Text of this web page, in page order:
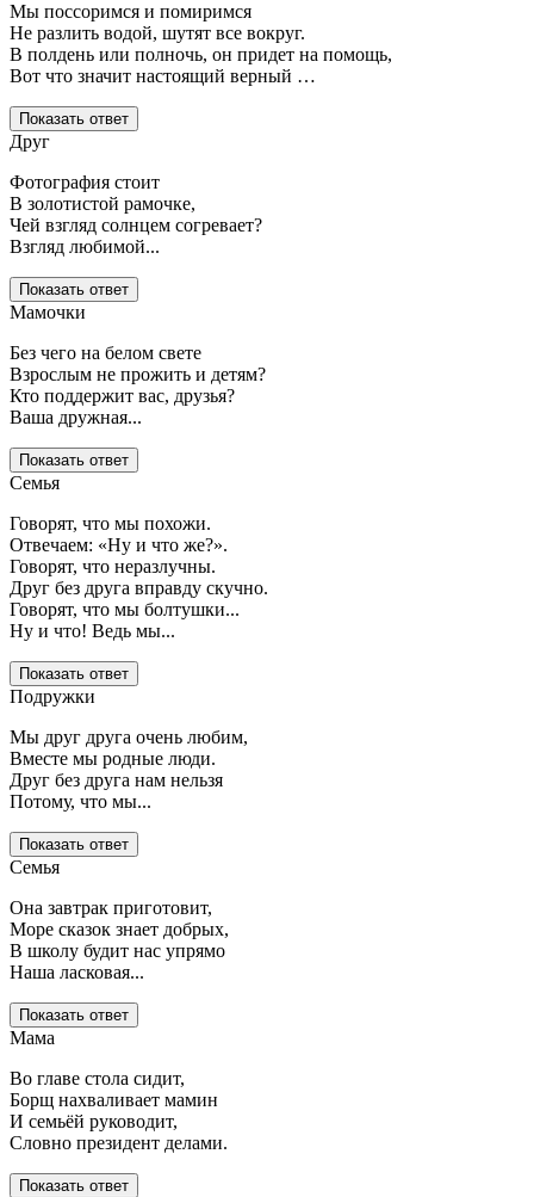
Мы поссоримся и помиримся
Не разлить водой, шутят все вокруг.
В полдень или полночь, он придет на помощь,
Вот что значит настоящий верный …
Показать ответ
Друг
Фотография стоит
В золотистой рамочке,
Чей взгляд солнцем согревает?
Взгляд любимой...
Показать ответ
Мамочки
Без чего на белом свете
Взрослым не прожить и детям?
Кто поддержит вас, друзья?
Ваша дружная...
Показать ответ
Семья
Говорят, что мы похожи.
Отвечаем: «Ну и что же?».
Говорят, что неразлучны.
Друг без друга вправду скучно.
Говорят, что мы болтушки...
Ну и что! Ведь мы...
Показать ответ
Подружки
Мы друг друга очень любим,
Вместе мы родные люди.
Друг без друга нам нельзя
Потому, что мы...
Показать ответ
Семья
Она завтрак приготовит,
Море сказок знает добрых,
В школу будит нас упрямо
Наша ласковая...
Показать ответ
Мама
Во главе стола сидит,
Борщ нахваливает мамин
И семьёй руководит,
Словно президент делами.
Показать ответ